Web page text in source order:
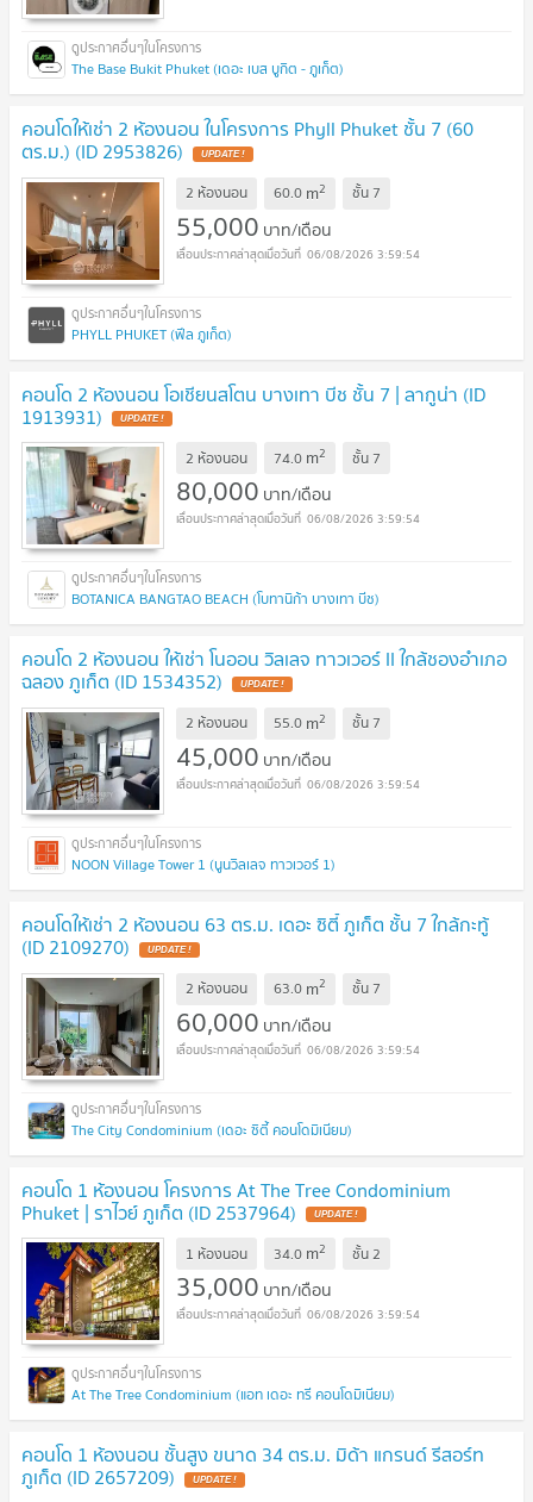
The Base Bukit Phuket (เดอะ เบส บูกิต - ภูเก็ต)
คอนโดให้เช่า 2 ห้องนอน ในโครงการ Phyll Phuket ชั้น 7 (60
ตร.ม.) (ID 2953826) UPDATE !
2 ห้องนอน 60.0 m2 ชั้น 7
55,000 บาท/เดือน
06/08/2026 3:59:54
PHYLL PHUKET (ฟีล ภูเก็ต)
คอนโด 2 ห้องนอน โอเชียนสโตน บางเทา บีช ชั้น 7 | ลากูน่า (ID
1913931) UPDATE !
2 ห้องนอน 74.0 m2 ชั้น 7
80,000 บาท/เดือน
06/08/2026 3:59:54
BOTANICA BANGTAO BEACH (โบทานิก้า บางเทา บีช)
คอนโด 2 ห้องนอน ให้เช่า โนออน วิลเลจ ทาวเวอร์ II ใกล้ชองอำเภอ
ฉลอง ภูเก็ต (ID 1534352) UPDATE !
2 ห้องนอน 55.0 m2 ชั้น 7
45,000 บาท/เดือน
06/08/2026 3:59:54
NOON Village Tower 1 (นูนวิลเลจ ทาวเวอร์ 1)
คอนโดให้เช่า 2 ห้องนอน 63 ตร.ม. เดอะ ซิตี้ ภูเก็ต ชั้น 7 ใกล้กะทู้
(ID 2109270) UPDATE !
2 ห้องนอน 63.0 m2 ชั้น 7
60,000 บาท/เดือน
06/08/2026 3:59:54
The City Condominium (เดอะ ซิตี้ คอนโดมิเนียม)
คอนโด 1 ห้องนอน โครงการ At The Tree Condominium
Phuket | ราไวย์ ภูเก็ต (ID 2537964) UPDATE !
1 ห้องนอน 34.0 m2 ชั้น2
35,000 บาท/เดือน
06/08/2026 3:59:54
At The Tree Condominium (แอท เดอะ ทรี คอนโดมิเนียม)
คอนโด 1 ห้องนอน ชั้นสูง ขนาด 34 ตร.ม. มิด้า แกรนด์ รีสอร์ท
ภูเก็ต (ID 2657209) UPDATE !